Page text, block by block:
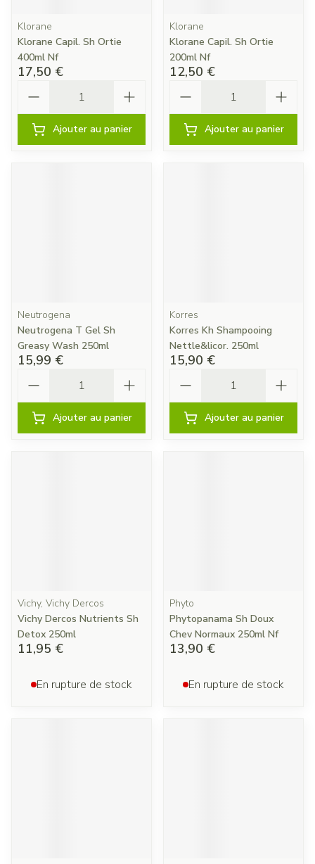
Klorane
Klorane Capil. Sh Ortie
400ml Nf
17,50 €
Ajouter au panier
Klorane
Klorane Capil. Sh Ortie
200ml Nf
12,50 €
Ajouter au panier
Neutrogena
Neutrogena T Gel Sh
Greasy Wash 250ml
15,99 €
Ajouter au panier
Korres
Korres Kh Shampooing
Nettle&licor. 250ml
15,90 €
Ajouter au panier
Vichy, Vichy Dercos
Vichy Dercos Nutrients Sh
Detox 250ml
11,95 €
En rupture de stock
Phyto
Phytopanama Sh Doux
Chev Normaux 250ml Nf
13,90 €
En rupture de stock